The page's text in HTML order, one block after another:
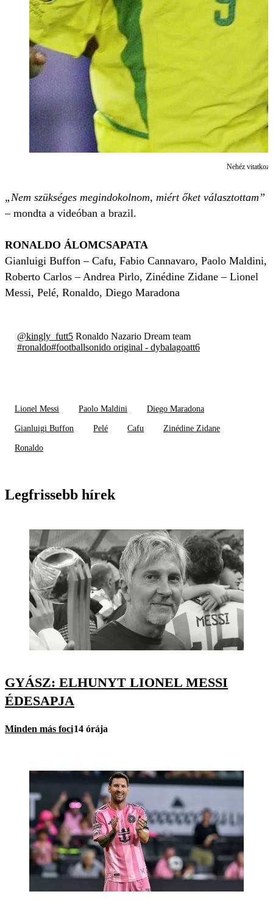
Nehéz
„Nem szükséges megindokolnom, miért őket választottam”
– mondta a videóban a brazil.
RONALDO ÁLOMCSAPATA
Gianluigi Buffon – Cafu, Fabio Cannavaro, Paolo Maldini,
Roberto Carlos – Andrea Pirlo, Zinédine Zidane – Lionel
Messi, Pelé, Ronaldo, Diego Maradona
@kingly_futt5 Ronaldo Nazario Dream team
#ronaldo#footballsonido original - dybalagoatt6
Lionel Messi Paolo Maldini Diego Maradona
Gianluigi Buffon Pelé Cafu Zinédine Zidane
Ronaldo
Legfrissebb hírek
GYÁSZ: ELHUNYT LIONEL MESSI
ÉDESAPJA
Minden más foci14 órája